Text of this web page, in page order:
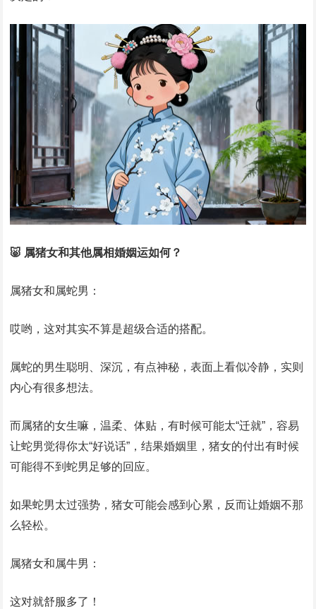
🐷 属猪女和其他属相婚姻运如何？
属猪女和属蛇男：
哎哟，这对其实不算是超级合适的搭配。
属蛇的男生聪明、深沉，有点神秘，表面上看似冷静，实则
内心有很多想法。
而属猪的女生嘛，温柔、体贴，有时候可能太“迁就”，容易
让蛇男觉得你太“好说话”，结果婚姻里，猪女的付出有时候
可能得不到蛇男足够的回应。
如果蛇男太过强势，猪女可能会感到心累，反而让婚姻不那
么轻松。
属猪女和属牛男：
这对就舒服多了！